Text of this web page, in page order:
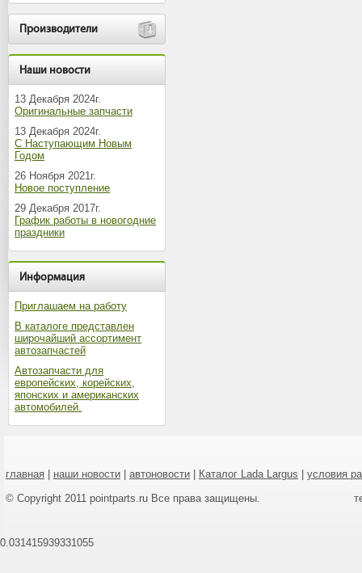
Производители
Наши новости
13 Декабря 2024г.
Оригинальные запчасти
13 Декабря 2024г.
С Наступающим Новым
Годом
26 Ноября 2021г.
Новое поступление
29 Декабря 2017г.
График работы в новогодние
праздники
Информация
Приглашаем на работу
В каталоге представлен
широчайший ассортимент
автозапчастей
Автозапчасти для
европейских, корейских,
японских и американских
автомобилей.
главная наши новости автоновости Каталог Lada Largus
условия
© Copyright 2011 pointparts.ru Все права защищены.
0.031415939331055